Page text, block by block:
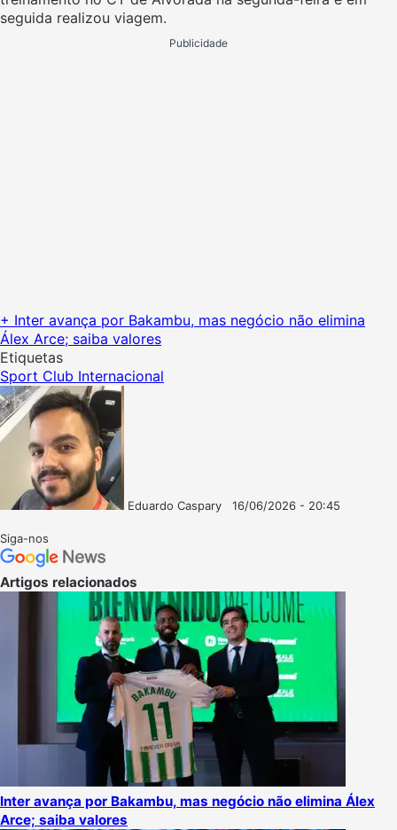
seguida realizou viagem.
Publicidade
+ Inter avança por Bakambu, mas negócio não elimina
Álex Arce; saiba valores
Etiquetas
Sport Club Internacional
Eduardo Caspary
16/06/2026 - 20:45
Siga-nos
Artigos relacionados
Inter avança por Bakambu, mas negócio não elimina Álex
Arce; saiba valores